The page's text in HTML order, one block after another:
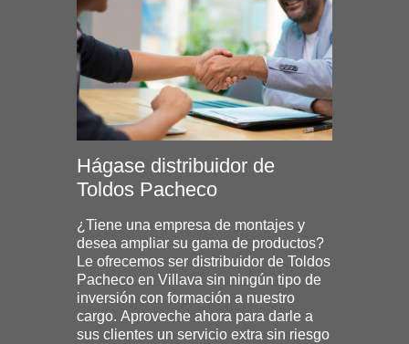
Hágase distribuidor de
Toldos Pacheco
¿Tiene una empresa de montajes y
desea ampliar su gama de productos?
Le ofrecemos ser distribuidor de Toldos
Pacheco en Villava sin ningún tipo de
inversión con formación a nuestro
cargo. Aproveche ahora para darle a
sus clientes un servicio extra sin riesgo